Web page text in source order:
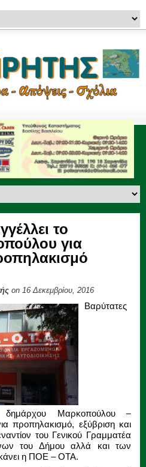
το
για
on 16 Δεκεμβρίου, 2016
Βαρύτατες
δημάρχου Μαρκοπούλου –
προπηλακισμό, εξύβριση και
του Γενικού Γραμματέα
του Δήμου αλλά και των
η ΠΟΕ – ΟΤΑ.